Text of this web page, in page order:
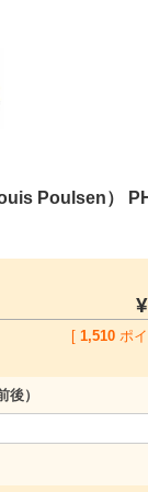
記入ください。
Poulsen）
¥
1,510 ポイ
後）
須